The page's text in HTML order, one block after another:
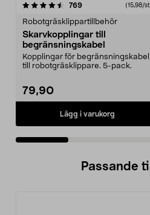
769recensioner (15,98/
Robotgräsklippartillbehör
Skarvkopplingar till
begränsningskabel
Kopplingar för begränsningskabel
till robotgräsklippare. 5-pack.
79,90
Lägg i varukorg
4.5 av 5 stjärnor
Passande